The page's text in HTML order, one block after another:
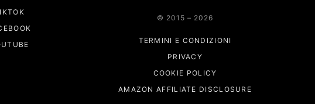
© 2015 – 2026
TERMINI E CONDIZIONI
PRIVACY
COOKIE POLICY
AMAZON AFFILIATE DISCLOSURE